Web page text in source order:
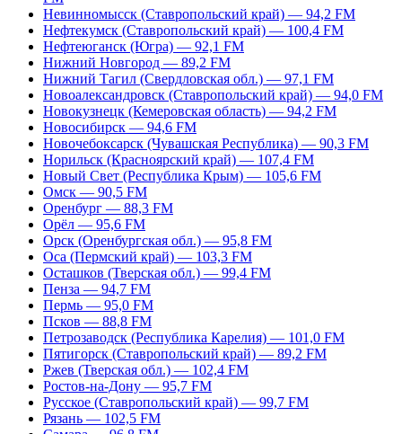
Невинномысск (Ставропольский край) — 94,2 FM
Нефтекумск (Ставропольский край) — 100,4 FM
Нефтеюганск (Югра) — 92,1 FM
Нижний Новгород — 89,2 FM
Нижний Тагил (Свердловская обл.) — 97,1 FM
Новоалександровск (Ставропольский край) — 94,0 FM
Новокузнецк (Кемеровская область) — 94,2 FM
Новосибирск — 94,6 FM
Новочебоксарск (Чувашская Республика) — 90,3 FM
Норильск (Красноярский край) — 107,4 FM
Новый Свет (Республика Крым) — 105,6 FM
Омск — 90,5 FM
Оренбург — 88,3 FM
Орёл — 95,6 FM
Орск (Оренбургская обл.) — 95,8 FM
Оса (Пермский край) — 103,3 FM
Осташков (Тверская обл.) — 99,4 FM
Пенза — 94,7 FM
Пермь — 95,0 FM
Псков — 88,8 FM
Петрозаводск (Республика Карелия) — 101,0 FM
Пятигорск (Ставропольский край) — 89,2 FM
Ржев (Тверская обл.) — 102,4 FM
Ростов-на-Дону — 95,7 FM
Русское (Ставропольский край) — 99,7 FM
Рязань — 102,5 FM